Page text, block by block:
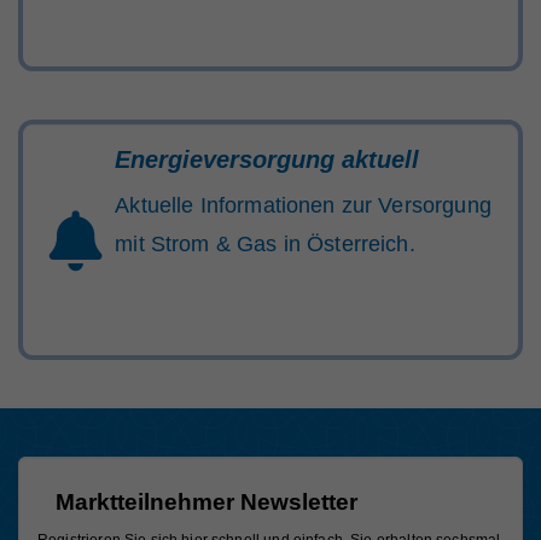
Energieversorgung aktuell
Aktuelle Informationen zur Versorgung
mit Strom & Gas in Österreich.
Marktteilnehmer Newsletter